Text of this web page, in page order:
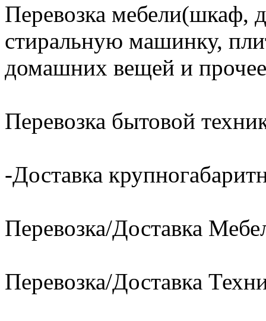
Перевозка мебели(шкаф,
стиральную машинку,
домашних вещей и
Перевозка бытовой
-Доставка
Перевозка/Доставка
Перевозка/Доставка